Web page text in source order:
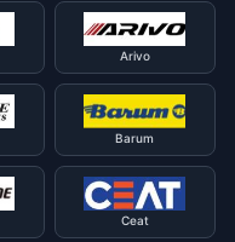
Arivo
Barum
Ceat